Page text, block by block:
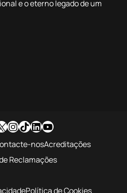
e o eterno legado de um
nosAcreditações
Reclamações
Política de Cookies